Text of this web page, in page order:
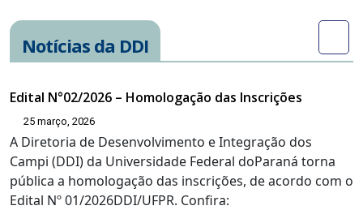
Notícias da DDI
Edital N°02/2026 – Homologação das Inscrições
25 março, 2026
A Diretoria de Desenvolvimento e Integração dos
Campi (DDI) da Universidade Federal doParaná torna
pública a homologação das inscrições, de acordo com o
Edital Nº 01/2026DDI/UFPR. Confira: